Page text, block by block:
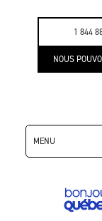
1 844
NOUS
MENU